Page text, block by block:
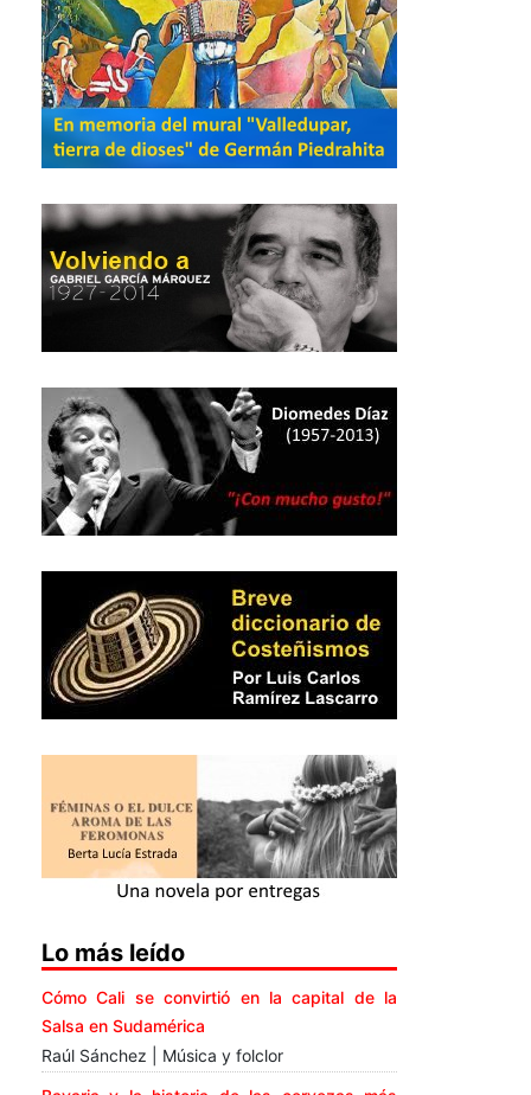
Lo más leído
Cómo Cali se convirtió en la capital de la
Salsa en Sudamérica
Raúl Sánchez | Música y folclor